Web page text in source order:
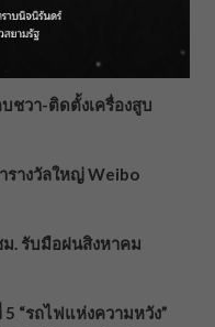
ชวา-ติดตั้งเครื่องสูบ
รางวัลใหญ่ Weibo
ม. รับมือฝนสิงหาคม
5 “รถไฟแห่งความหวัง”